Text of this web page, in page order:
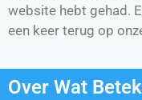
website hebt gehad.
een keer terug op
Over Wat